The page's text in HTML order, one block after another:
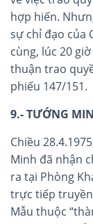
hợp hiến.
sự chỉ đạo của
cùng, lúc 20
thuận trao
phiếu 147/151.
9.- TƯỚNG
Chiều
Minh đã nhận
ra tại Phòng
trực tiếp
Mẫu thuộc